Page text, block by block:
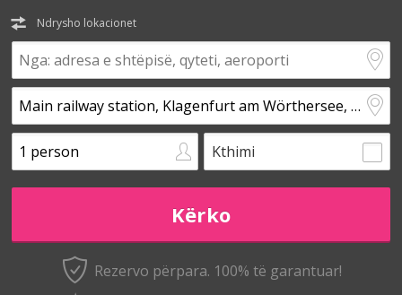
Ndrysho lokacionet
Kthimi
Rezervo përpara. 100% të garantuar!